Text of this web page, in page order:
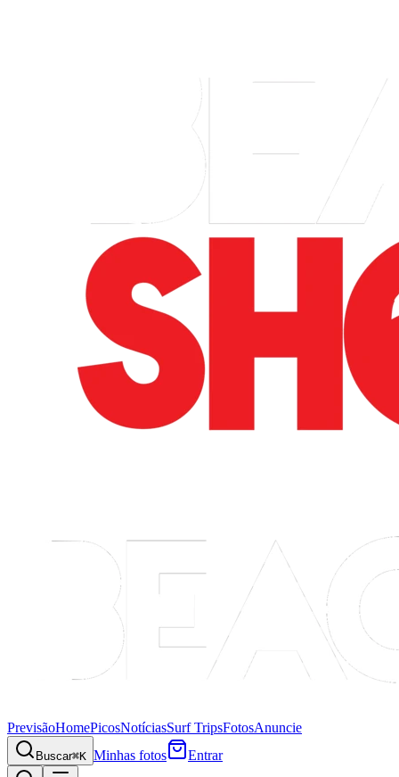
PrevisãoHomePicosNotíciasSurf TripsFotosAnuncie
Buscar⌘K Minhas fotos Entrar